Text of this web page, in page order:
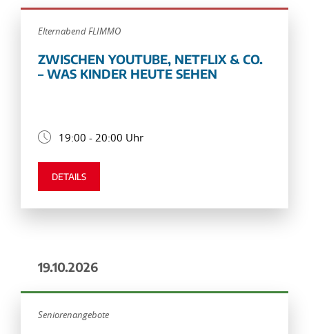
Elternabend FLIMMO
ZWISCHEN YOUTUBE, NETFLIX & CO.
– WAS KINDER HEUTE SEHEN
19:00 - 20:00 Uhr
DETAILS
19.10.2026
Seniorenangebote